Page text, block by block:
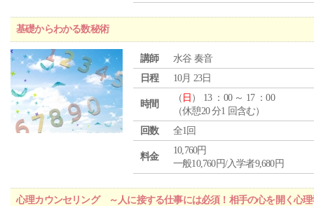
基礎からわかる数秘術
講師
水谷 奏音
日程
10月 23日
時間
（ 日 ） 13 ：00 ～ 17 ：00
（休憩20 分1 回含む）
回数
全1回
料金
10,760円
一般10,760円/入学者9,680円
心理カウンセリング ～人に接する仕事には必須！相手の心を開く心理